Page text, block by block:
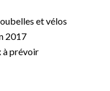
et vélos
2017
à prévoir